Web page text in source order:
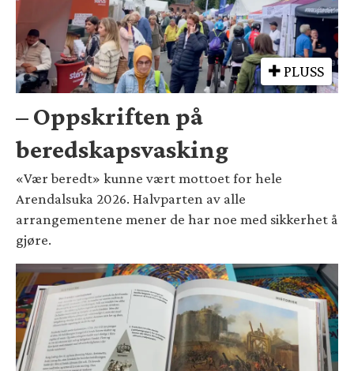
PLUSS
– Oppskriften på
beredskapsvasking
«Vær beredt» kunne vært mottoet for hele
Arendalsuka 2026. Halvparten av alle
arrangementene mener de har noe med sikkerhet å
gjøre.